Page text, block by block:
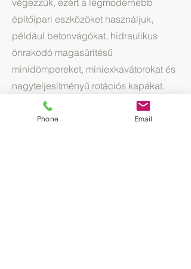
végezzük, ezért a legmodernebb
építőipari eszközöket használjuk,
például betonvágókat, hidraulikus
önrakodó magasürítésű
minidömpereket, miniexkavátorokat és
nagyteljesítményű rotációs kapákat.
Ezek a korszerű berendezések
nemcsak a munka minőségét, hanem a
Phone Email